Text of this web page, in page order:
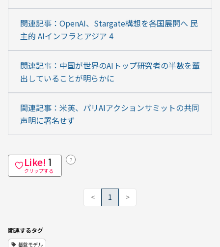
関連記事：OpenAI、Stargate構想を各国展開へ 民
主的 AIインフラとアジア 4
関連記事：中国が世界のAIトップ研究者の半数を輩
出していることが明らかに
関連記事：米英、パリAIアクションサミットの共同
声明に署名せず
Like! 1
クリップする
？
< 1 >
関連するタグ
基盤モデル